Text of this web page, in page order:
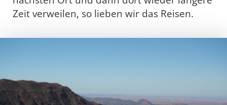
Zeit verweilen, so lieben wir das Reisen.